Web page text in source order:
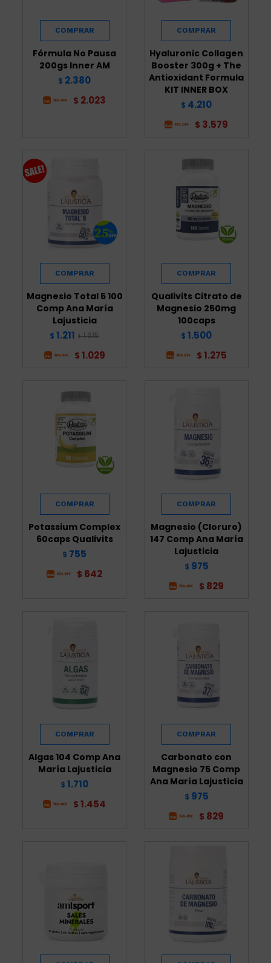
Fórmula No Pausa
200gs Inner AM
$ 2.380
$ 2.023
Hyaluronic Collagen
Booster 300g + The
Antioxidant Formula
KIT INNER BOX
$ 4.210
$ 3.579
Magnesio Total 5 100
Comp Ana María
Lajusticia
$ 1.211 $ 1.615
$ 1.029
Qualivits Citrato de
Magnesio 250mg
100caps
$ 1.500
$ 1.275
Potassium Complex
60caps Qualivits
$ 755
$ 642
Magnesio (Cloruro)
147 Comp Ana María
Lajusticia
$ 975
$ 829
Algas 104 Comp Ana
María Lajusticia
$ 1.710
$ 1.454
Carbonato con
Magnesio 75 Comp
Ana María Lajusticia
$ 975
$ 829